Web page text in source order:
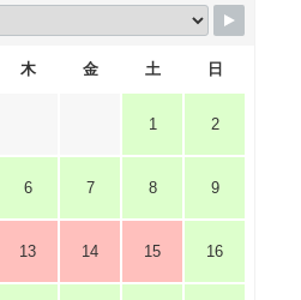
木 金 土 日
1 2
6 7 8 9
13 14 15 16